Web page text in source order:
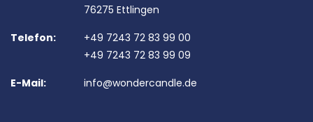
76275 Ettlingen
Telefon:
+49 7243 72 83 99 00
+49 7243 72 83 99 09
E-Mail:
info@wondercandle.de